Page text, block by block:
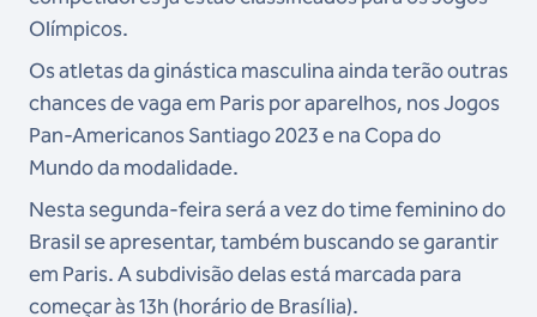
Olímpicos.
Os atletas da ginástica masculina ainda terão outras
chances de vaga em Paris por aparelhos, nos Jogos
Pan-Americanos Santiago 2023 e na Copa do
Mundo da modalidade.
Nesta segunda-feira será a vez do time feminino do
Brasil se apresentar, também buscando se garantir
em Paris. A subdivisão delas está marcada para
começar às 13h (horário de Brasília).